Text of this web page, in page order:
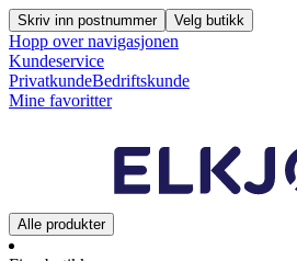
Skriv inn postnummer Velg butikk
Hopp over navigasjonen
Kundeservice
PrivatkundeBedriftskunde
Mine favoritter
Alle produkter